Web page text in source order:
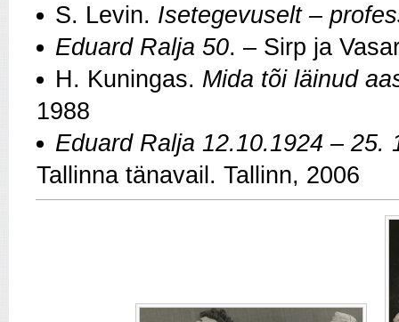
S. Levin. Isetegevuselt –
Eduard Ralja 50. – Sirp ja
H. Kuningas. Mida tõi läinud
1988
Eduard Ralja 12.10.1924 – 25.
Tallinna tänavail. Tallinn, 2006